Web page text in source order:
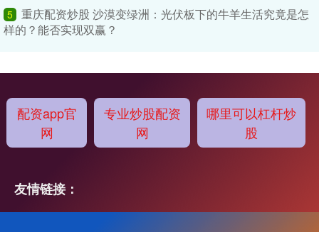
5 重庆配资炒股 沙漠变绿洲：光伏板下的牛羊生活究竟是怎
样的？能否实现双赢？
配资app官
网
专业炒股配资
网
哪里可以杠杆炒
股
友情链接：